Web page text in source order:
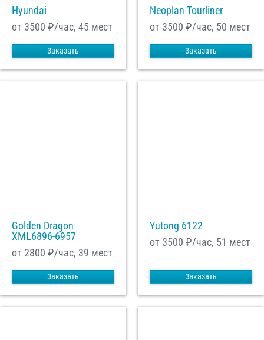
Hyundai
от 3500 ₽/час, 45 мест
Заказать
Neoplan Tourliner
от 3500 ₽/час, 50 мест
Заказать
Golden Dragon
XML6896-6957
от 2800 ₽/час, 39 мест
Заказать
Yutong 6122
от 3500 ₽/час, 51 мест
Заказать